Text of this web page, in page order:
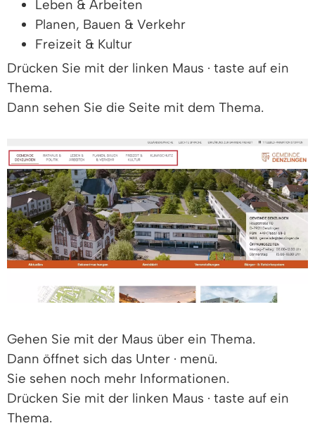
Leben & Arbeiten
Planen, Bauen & Verkehr
Freizeit & Kultur
Drücken Sie mit der linken Maus · taste auf ein
Thema.
Dann sehen Sie die Seite mit dem Thema.
Gehen Sie mit der Maus über ein Thema.
Dann öffnet sich das Unter · menü.
Sie sehen noch mehr Informationen.
Drücken Sie mit der linken Maus · taste auf ein
Thema.